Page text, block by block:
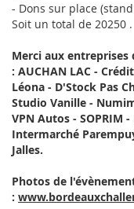
- Dons sur place (stand
Soit un total de 20250 .
Merci aux
: AUCHAN LAC -
Léona - D'Stock Pas
Studio Vanille -
VPN Autos - SOPRIM
Intermarché
Jalles.
Photos de
: